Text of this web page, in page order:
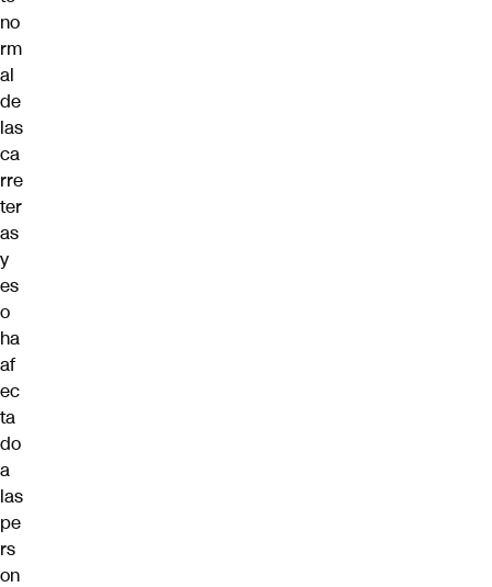
no
rm
al
de
las
ca
rre
ter
as
y
es
o
ha
af
ec
ta
do
a
las
pe
rs
on